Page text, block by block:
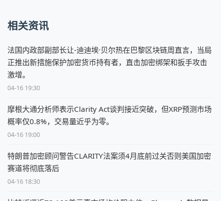
相关资讯
法国内政部副部长让-迪迪埃·贝尔热在巴黎区块链周直言，当局
正推出新措施保护加密货币持有者，直击加密绑架和扳手攻击
激增。
04-16 19:30
摩根大通分析师表示Clarity Act谈判接近突破，但XRP预测市场
概率仅0.8%，交易量近乎为零。
04-16 19:00
特朗普加密顾问警告CLARITY法案须4月底前过关否则美国加密
赛道将彻底落后
04-16 18:30